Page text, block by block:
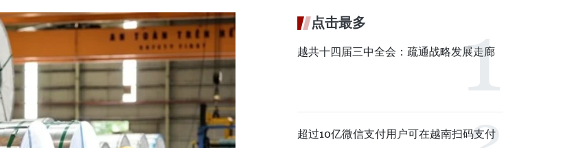
点击最多
越共十四届三中全会：疏通战略发展走廊
超过10亿微信支付用户可在越南扫码支付